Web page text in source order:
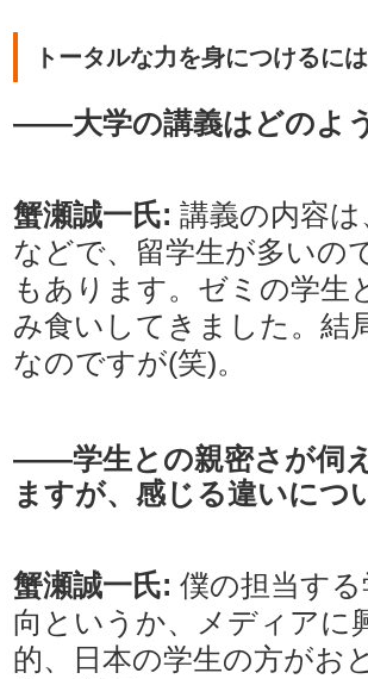
トータルな力を身につけるに
――大学の講義はどのよ
蟹瀬誠一氏: 講義の内容
などで、留学生が多いの
もあります。ゼミの学生
み食いしてきました。結
なのですが(笑)。
――学生との親密さが伺
ますが、感じる違いにつ
蟹瀬誠一氏: 僕の担当す
向というか、メディアに
的、日本の学生の方がお